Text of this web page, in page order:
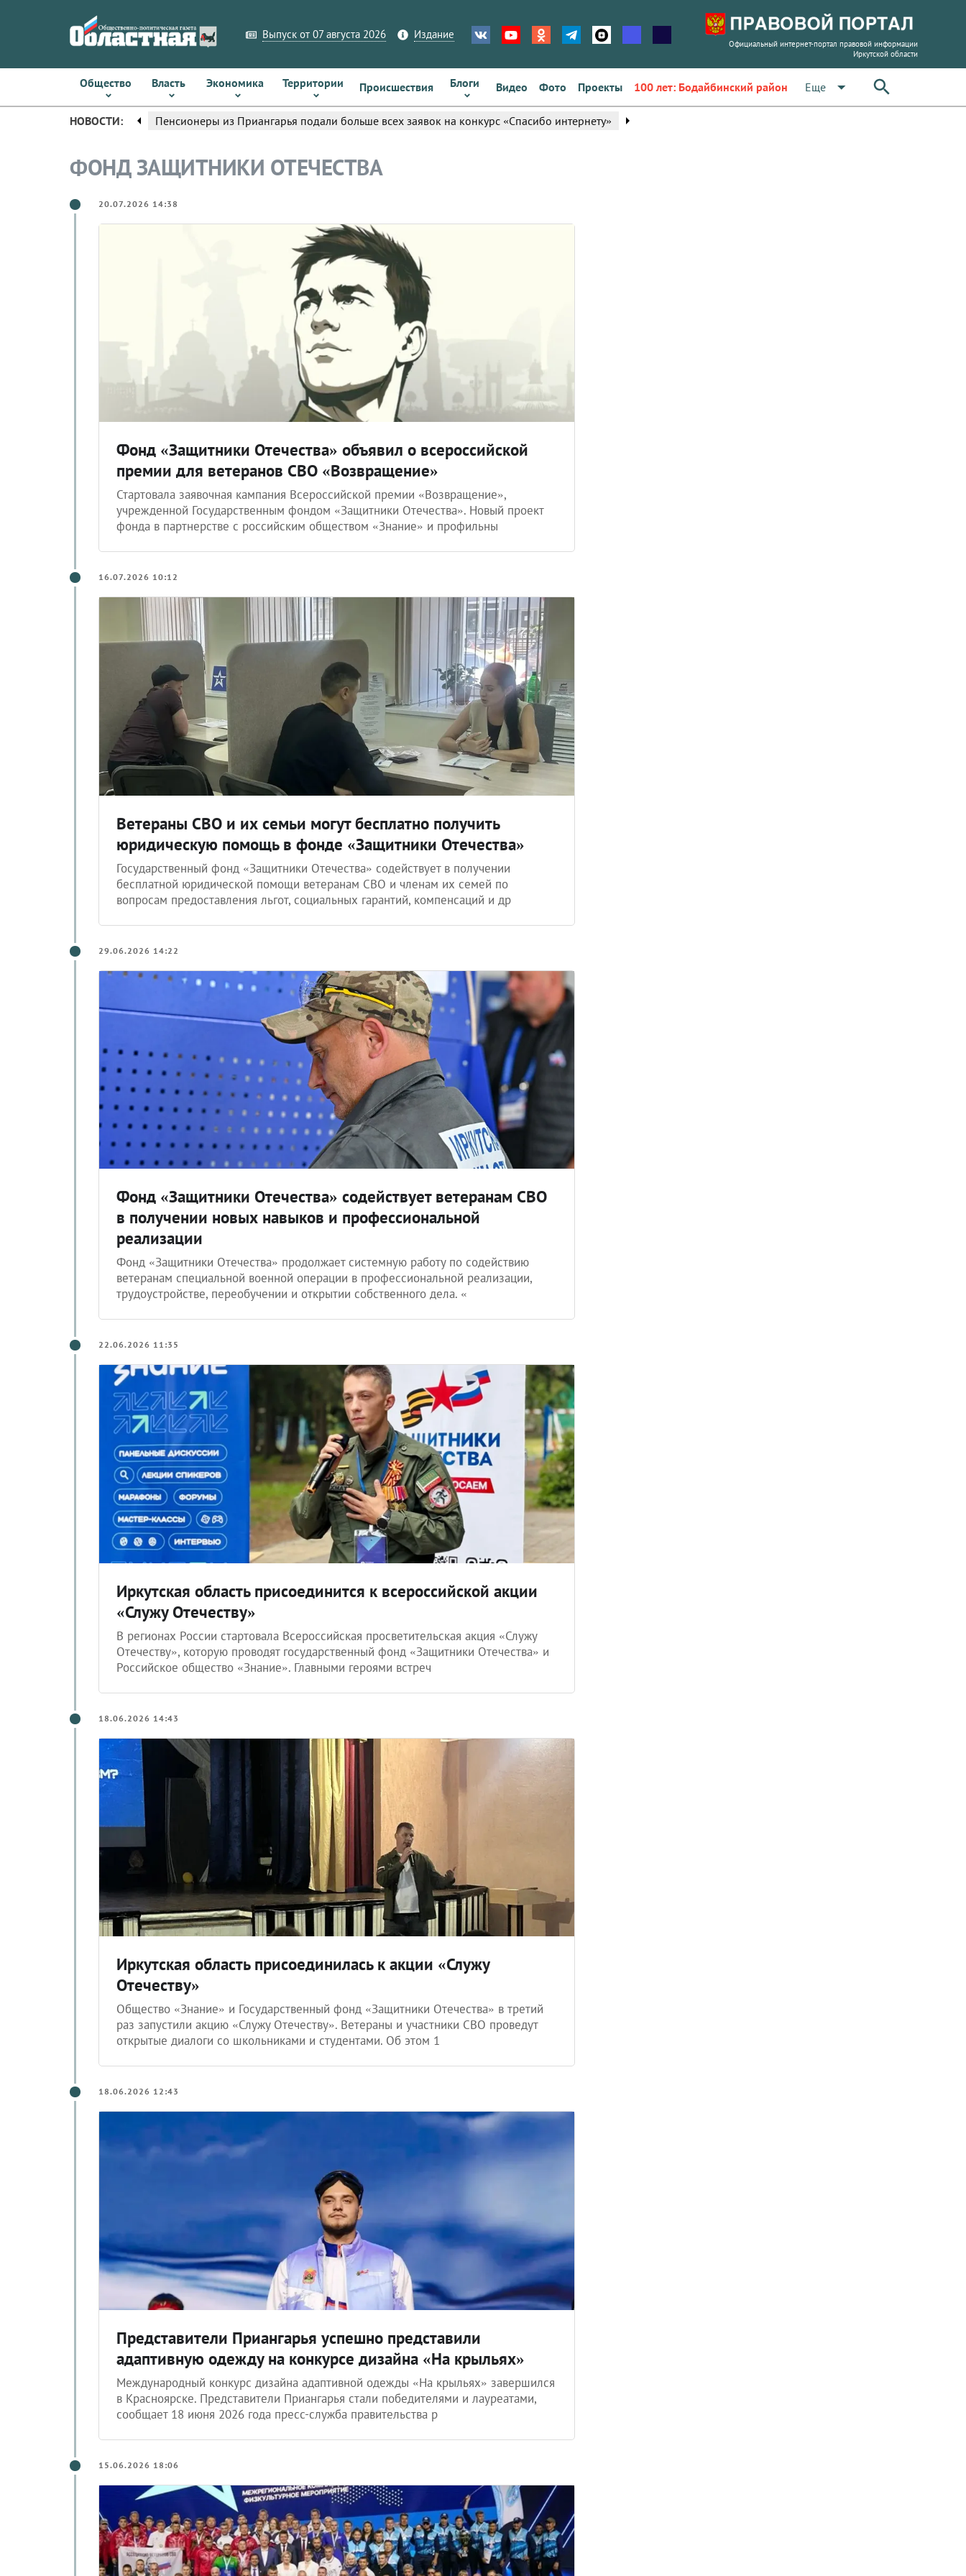
Выпуск от 07 августа 2026 Издание
Официальный интернет-портал правовой информации
Иркутской области
Общество Власть Экономика Территории Происшествия Блоги Видео Фото Проекты 100 лет: Бодайбинский район Еще arrow_drop_down
НОВОСТИ: arrow_left Пенсионеры из Приангарья подали больше всех заявок на конкурс «Спасибо интернету» arrow_right
ФОНД ЗАЩИТНИКИ ОТЕЧЕСТВА
20.07.2026 14:38
Фонд «Защитники Отечества» объявил о всероссийской
премии для ветеранов СВО «Возвращение»
Стартовала заявочная кампания Всероссийской премии «Возвращение»,
учрежденной Государственным фондом «Защитники Отечества». Новый проект
фонда в партнерстве с российским обществом «Знание» и профильны
16.07.2026 10:12
Ветераны СВО и их семьи могут бесплатно получить
юридическую помощь в фонде «Защитники Отечества»
Государственный фонд «Защитники Отечества» содействует в получении
бесплатной юридической помощи ветеранам СВО и членам их семей по
вопросам предоставления льгот, социальных гарантий, компенсаций и др
29.06.2026 14:22
Фонд «Защитники Отечества» содействует ветеранам СВО
в получении новых навыков и профессиональной
реализации
Фонд «Защитники Отечества» продолжает системную работу по содействию
ветеранам специальной военной операции в профессиональной реализации,
трудоустройстве, переобучении и открытии собственного дела. «
22.06.2026 11:35
Иркутская область присоединится к всероссийской акции
«Служу Отечеству»
В регионах России стартовала Всероссийская просветительская акция «Служу
Отечеству», которую проводят государственный фонд «Защитники Отечества» и
Российское общество «Знание». Главными героями встреч
18.06.2026 14:43
Иркутская область присоединилась к акции «Служу
Отечеству»
Общество «Знание» и Государственный фонд «Защитники Отечества» в третий
раз запустили акцию «Служу Отечеству». Ветераны и участники СВО проведут
открытые диалоги со школьниками и студентами. Об этом 1
18.06.2026 12:43
Представители Приангарья успешно представили
адаптивную одежду на конкурсе дизайна «На крыльях»
Международный конкурс дизайна адаптивной одежды «На крыльях» завершился
в Красноярске. Представители Приангарья стали победителями и лауреатами,
сообщает 18 июня 2026 года пресс-служба правительства р
15.06.2026 18:06